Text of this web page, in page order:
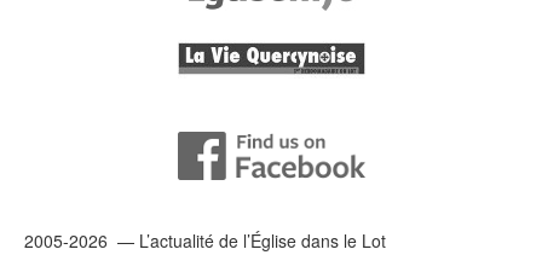
2005-2026 — L’actualité de l’Église dans le Lot